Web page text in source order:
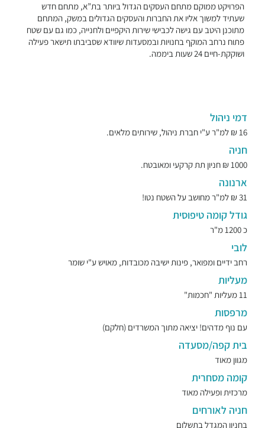
הפרויקט ממוקם מתחם העסקים הגדול ביותר בת”א, מתחם חדש
שעתיד למשוך אליו את החברות והעסקים הגדולים במשק, המתחם
מתוכנן היטב עם גישה לכבישי שירות היקפיים ולחנייה, כמו גם עם שטח
פתוח נרחב המוקף בחנויות ובמסעדות שיוודא שסביבתו תישאר פעילה
ושוקקת-חיים 24 שעות ביממה.
דמי ניהול
16 ₪ למ"ר ע"י חברת ניהול, שירותים מלאים.
חניה
1000 ₪ חניון תת קרקעי ומאובטח.
ארנונה
31 ₪ למ"ר מחושב על השטח נטו!
גודל קומה טיפוסית
כ 1200 מ"ר
לובי
רחב ידיים ומפואר, פינות ישיבה מכובדות, מאויש ע"י שומר
מעליות
11 מעליות "חכמות"
מרפסות
עם נוף מדהים! יציאה מתוך המשרדים (חלקם)
בית קפה/מסעדה
מגוון מאוד
קומה מסחרית
מרכזית ופעילה מאוד
חניה לאורחים
בחניון המגדל בתשלום